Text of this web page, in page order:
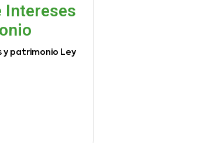
Intereses
y patrimonio Ley